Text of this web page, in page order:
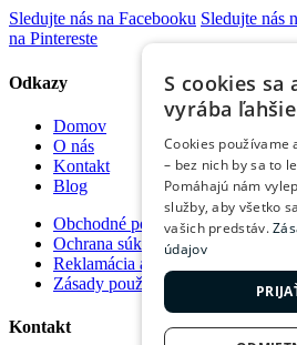
Sledujte nás na Facebooku Sledujte nás
na Pintereste
Odkazy
Domov
O nás
Kontakt
Blog
Obchodné podmienky
Ochrana súkromia
Reklamácia a vrátenie tovaru
Zásady používania súborov cookie
Kontakt
S cookies sa
vyrába
Cookies používame
– bez nich by sa to
Pomáhajú nám
služby, aby všetko
vašich predstáv.
údajov